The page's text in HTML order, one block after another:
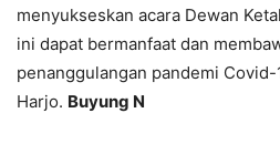
menyukseskan acara Dewan
ini dapat bermanfaat dan
penanggulangan pandemi Covid-
Harjo. Buyung N